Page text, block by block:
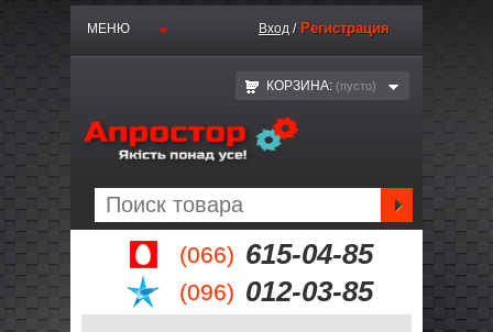
(066) 615-04-85
(096) 012-03-85
МЕНЮ Вход / Регистрация
КОРЗИНА: (пустo)